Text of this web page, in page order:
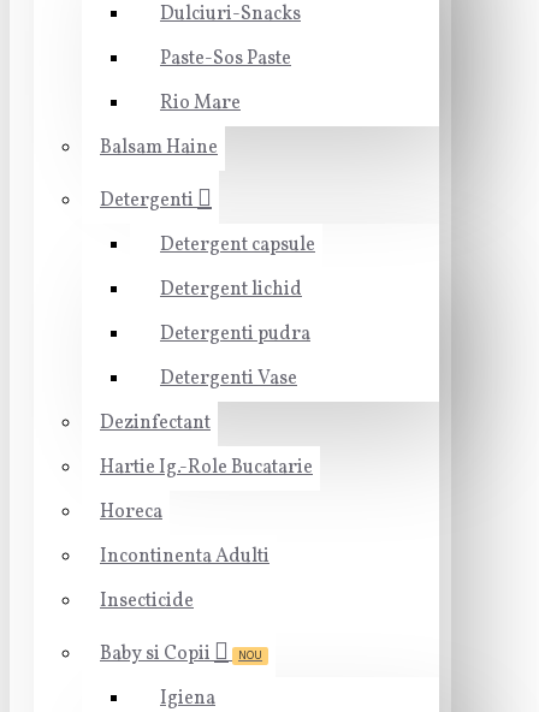
Dulciuri-Snacks
Paste-Sos Paste
Rio Mare
Balsam Haine
Detergenti
Detergent capsule
Detergent lichid
Detergenti pudra
Detergenti Vase
Dezinfectant
Hartie Ig.-Role Bucatarie
Horeca
Incontinenta Adulti
Insecticide
Baby si Copii
NOU
Igiena